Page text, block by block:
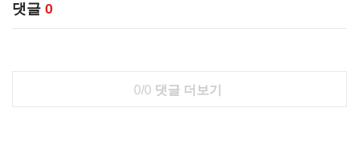
댓글 0
0/0 댓글 더보기